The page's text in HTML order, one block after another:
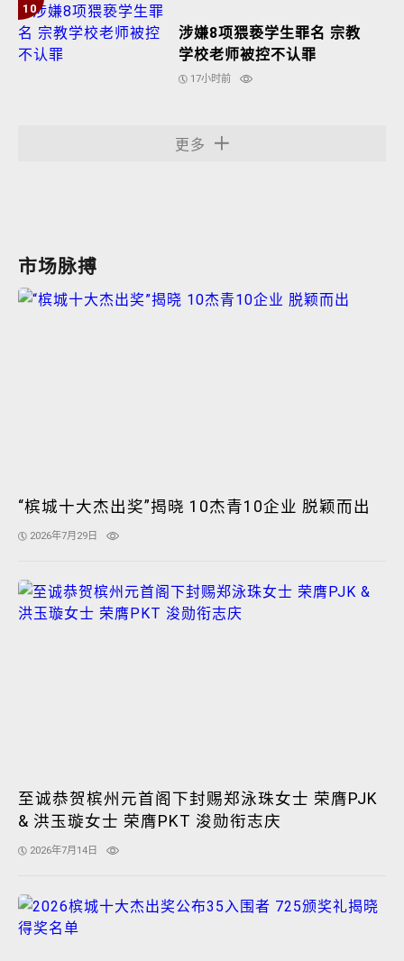
10
涉嫌8项猥亵学生罪名 宗教
学校老师被控不认罪
17小时前
更多
市场脉搏
“槟城十大杰出奖”揭晓 10杰青10企业 脱颖而出
2026年7月29日
至诚恭贺槟州元首阁下封赐郑泳珠女士 荣膺PJK
& 洪玉璇女士 荣膺PKT 浚勋衔志庆
2026年7月14日